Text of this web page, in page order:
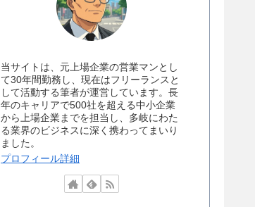
当サイトは、元上場企業の営業マンとし
て30年間勤務し、現在はフリーランスと
して活動する筆者が運営しています。長
年のキャリアで500社を超える中小企業
から上場企業までを担当し、多岐にわた
る業界のビジネスに深く携わってまいり
ました。
プロフィール詳細